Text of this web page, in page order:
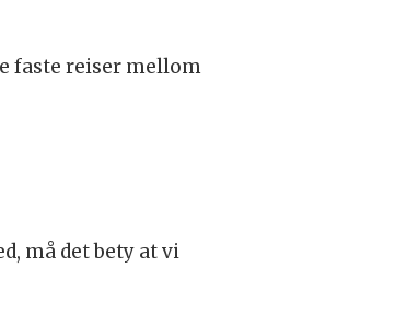
faste reiser mellom
må det bety at vi